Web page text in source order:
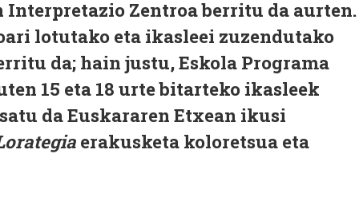
Interpretazio Zentroa berritu da aurten.
lotutako eta ikasleei zuzendutako
da; hain justu, Eskola Programa
15 eta 18 urte bitarteko ikasleek
da Euskararen Etxean ikusi
erakusketa koloretsua eta